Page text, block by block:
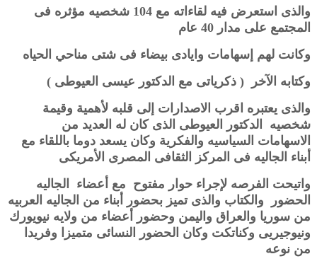
والذى استعرض فيه لقاءاته مع 104 شخصيه مؤثره فى
المجتمع على مدار 40 عام
وكانت لهم إسهامات وايادى بيضاء فى شتى مناحي الحياه
وكتابه الآخر ( ذكرياتى مع الدكتور عيسى العيوطى )
والذى يعتبره اقرب الاصدارات إلى قلبه لأهمية وقيمة
شخصيه الدكتور العيوطى الذى كان له العديد من
الاسهامات السياسيه والفكرية وكان يسعد دوما باللقاء مع
أبناء الجاليه فى المركز الثقافى المصرى الأمريكى
واتيحت الفرصه لإجراء حوار مفتوح مع أعضاء الجاليه
الحضور والكتاب والذى تميز بحضور أبناء من الجاليه العربيه
من سوريا والعراق واليمن وحضور أعضاء من ولايه نيويورك
ونيوجيريى وكناتكت وكان الحضور النسائى متميزا وفريدا
من نوعه